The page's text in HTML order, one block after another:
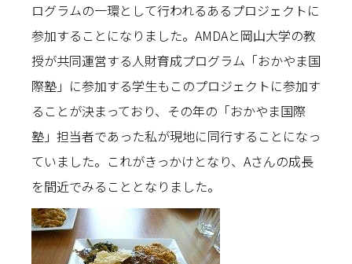
ログラムの一環として行われるあるプロジェクトに
参加することになりました。AMDAと岡山大学の教
授が共同運営する人財育成プログラム「おかやま国
際塾」に参加する学生もこのプロジェクトに参加す
ることが決まっており、その年の「おかやま国際
塾」担当者であった私が現地に同行することになっ
ていました。これがきっかけとなり、Aさんの成長
を間近でみることとなりました。